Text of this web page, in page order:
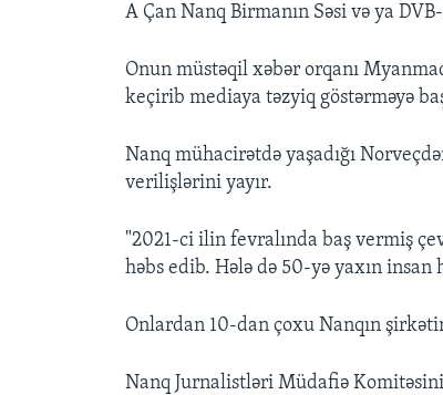
A Çan Nanq Birmanın Səsi və ya
Onun müstəqil xəbər orqanı
keçirib mediaya təzyiq göstərməyə
Nanq mühacirətdə yaşadığı
verilişlərini yayır.
"2021-ci ilin fevralında baş vermiş
həbs edib. Hələ də 50-yə yaxın
Onlardan 10-dan çoxu Nanqın
Nanq Jurnalistləri Müdafiə